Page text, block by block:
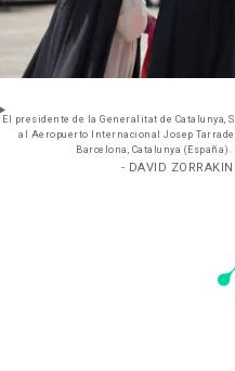
El presidente de la Generalitat de Catalunya,
al Aeropuerto Internacional Josep
Barcelona, Catalunya
- DAVID